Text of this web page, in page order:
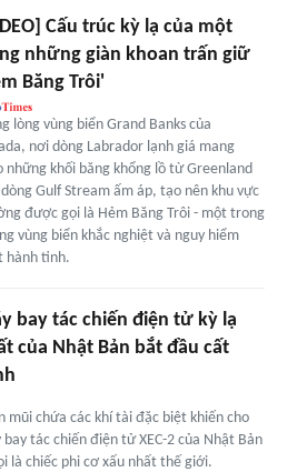
Cấu trúc kỳ lạ của một
những giàn khoan trấn giữ
Băng Trôi'
lòng vùng biển Grand Banks của
nơi dòng Labrador lạnh giá mang
những khối băng khổng lồ từ Greenland
Gulf Stream ấm áp, tạo nên khu vực
được gọi là Hẻm Băng Trôi - một trong
vùng biển khắc nghiệt và nguy hiểm
hành tinh.
bay tác chiến điện tử kỳ lạ
của Nhật Bản bắt đầu cất
mũi chứa các khí tài đặc biệt khiến cho
bay tác chiến điện tử XEC-2 của Nhật Bản
là chiếc phi cơ xấu nhất thế giới.